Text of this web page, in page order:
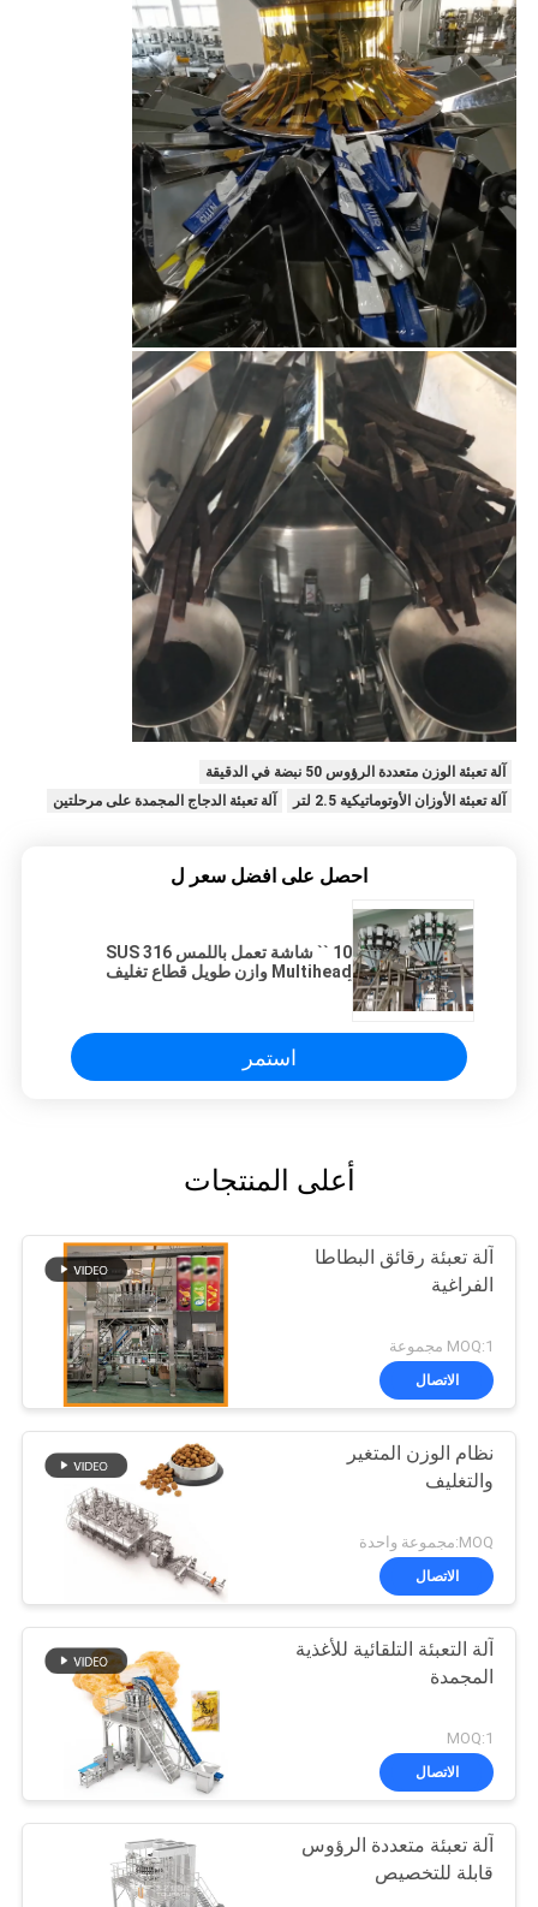
آلة تعبئة الوزن متعددة الرؤوس 50 نبضة في الدقيقة
آلة تعبئة الأوزان الأوتوماتيكية 2.5 لتر
آلة تعبئة الدجاج المجمدة على مرحلتين
احصل على افضل سعر ل
10 `` شاشة تعمل باللمس SUS 316
Multihead وازن طويل قطاع تغليف
استمر
أعلى المنتجات
آلة تعبئة رقائق البطاطا
الفراغية
MOQ:1 مجموعة
الاتصال
نظام الوزن المتغير
والتغليف
MOQ:مجموعة واحدة
الاتصال
آلة التعبئة التلقائية للأغذية
المجمدة
MOQ:1
الاتصال
آلة تعبئة متعددة الرؤوس
قابلة للتخصيص